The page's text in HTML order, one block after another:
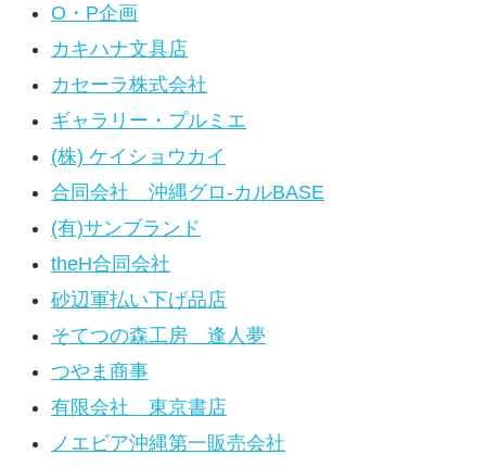
O・P企画
カキハナ文具店
カセーラ株式会社
ギャラリー・プルミエ
(株) ケイショウカイ
合同会社 沖縄グロ-カルBASE
(有)サンブランド
theH合同会社
砂辺軍払い下げ品店
そてつの森工房 逢人夢
つやま商事
有限会社 東京書店
ノエビア沖縄第一販売会社